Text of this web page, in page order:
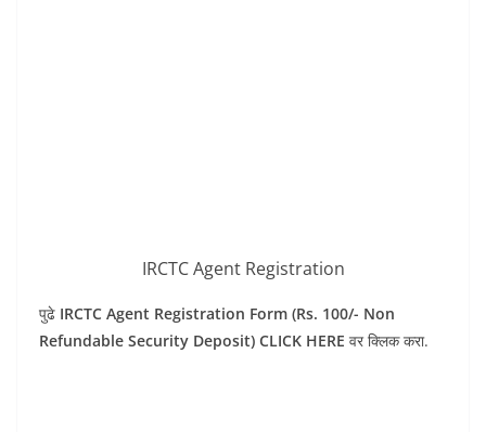
IRCTC Agent Registration
पुढे IRCTC Agent Registration Form (Rs. 100/- Non
Refundable Security Deposit) CLICK HERE वर क्लिक करा.